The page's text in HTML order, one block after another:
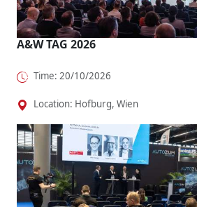
A&W TAG 2026
Time: 20/10/2026
Location: Hofburg, Wien